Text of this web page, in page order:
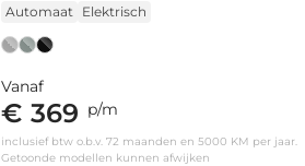
Automaat
Elektrisch
Vanaf
€ 369 p/m
inclusief btw o.b.v. 72 maanden en 5000 KM per jaar.
Getoonde modellen kunnen afwijken